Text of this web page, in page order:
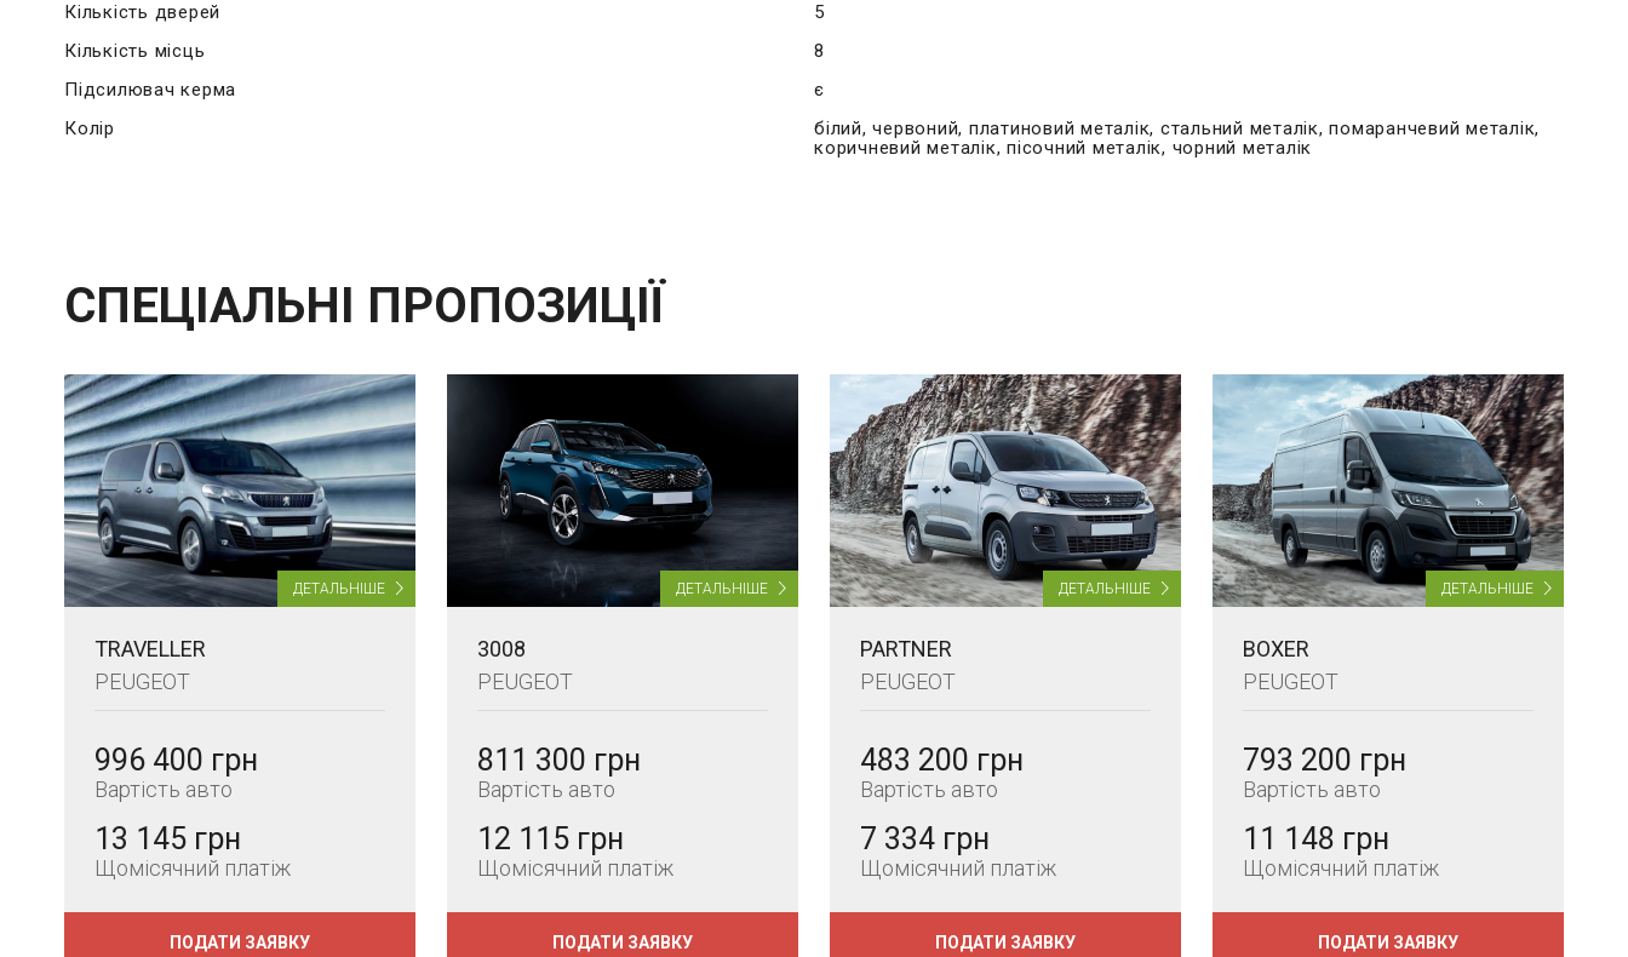
Кількість дверей
5
Кількість місць
8
Підсилювач керма
є
Колір
білий, червоний, платиновий металік, стальний металік, помаранчевий металік,
коричневий металік, пісочний металік, чорний металік
СПЕЦІАЛЬНІ ПРОПОЗИЦІЇ
ДЕТАЛЬНІШЕ
TRAVELLER
PEUGEOT
996 400 грн
Вартість авто
13 145 грн
Щомісячний платіж
ПОДАТИ ЗАЯВКУ
ДЕТАЛЬНІШЕ
3008
PEUGEOT
811 300 грн
Вартість авто
12 115 грн
Щомісячний платіж
ПОДАТИ ЗАЯВКУ
ДЕТАЛЬНІШЕ
PARTNER
PEUGEOT
483 200 грн
Вартість авто
7 334 грн
Щомісячний платіж
ПОДАТИ ЗАЯВКУ
ДЕТАЛЬНІШЕ
BOXER
PEUGEOT
793 200 грн
Вартість авто
11 148 грн
Щомісячний платіж
ПОДАТИ ЗАЯВКУ